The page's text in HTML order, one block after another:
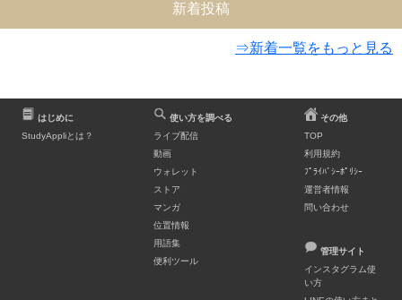
新着投稿
⇒新着一覧をもっと見る
はじめに
StudyAppliとは？
使い方を調べる
ライブ配信
動画
ウォレット
ストア
マンガ
位置情報
用語集
便利ツール
その他
TOP
利用規約
ﾌﾟﾗｲﾊﾞｼｰﾎﾟﾘｼｰ
運営者情報
問い合わせ
管理サイト
インスタグラム使
い方